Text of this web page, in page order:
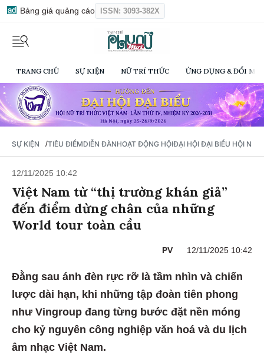
Bảng giá quảng cáo ISSN: 3093-382X
TRANG CHỦ SỰ KIỆN NỮ TRÍ THỨC ỨNG DỤNG & ĐỔI
SỰ KIỆN /TIÊU ĐIỂMDIỄN ĐÀNHOẠT ĐỘNG HỘIĐẠI HỘI ĐẠI BIỂU HỘI NỮ
12/11/2025 10:42
Việt Nam từ “thị trường khán giả”
đến điểm dừng chân của những
World tour toàn cầu
PV 12/11/2025 10:42
Đằng sau ánh đèn rực rỡ là tầm nhìn và chiến
lược dài hạn, khi những tập đoàn tiên phong
như Vingroup đang từng bước đặt nền móng
cho kỷ nguyên công nghiệp văn hoá và du lịch
âm nhạc Việt Nam.